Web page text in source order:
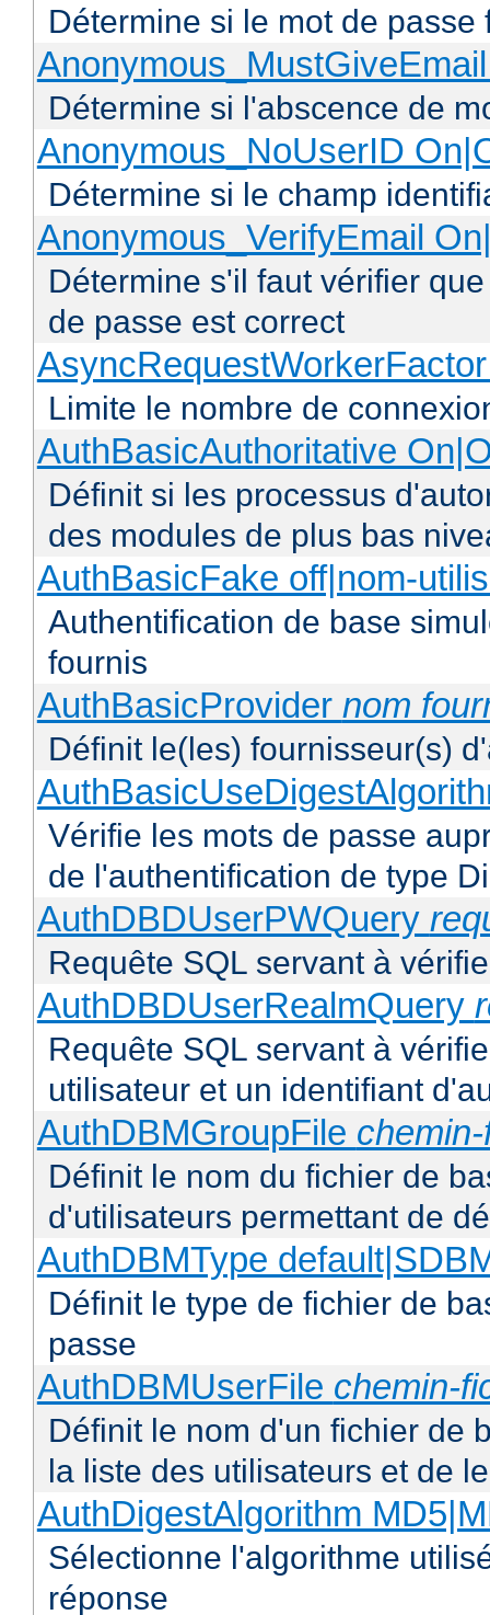
Détermine si le mot de
Détermine si l'abscence de
Anonymous_NoUserID
Détermine si le champ
Anonymous_VerifyEmail
Détermine s'il faut vérifier
de passe est correct
Limite le nombre de
AuthBasicAuthoritative
Définit si les processus
des modules de plus bas
AuthBasicFake off|nom-
Authentification de base
fournis
AuthBasicProvider nom
Définit le(les) fournisseur(s)
Vérifie les mots de passe
de l'authentification de type
AuthDBDUserPWQuery
Requête SQL servant à
AuthDBDUserRealmQuery
Requête SQL servant à
utilisateur et un identifiant
AuthDBMGroupFile
Définit le nom du fichier de
d'utilisateurs permettant de
AuthDBMType
Définit le type de fichier de
passe
AuthDBMUserFile chemin-
Définit le nom d'un fichier de
la liste des utilisateurs et de
AuthDigestAlgorithm
Sélectionne l'algorithme
réponse